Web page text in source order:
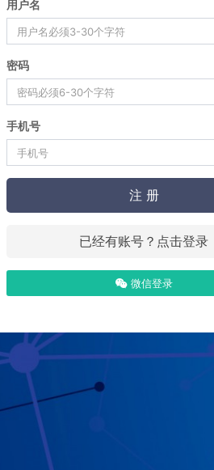
用户名
密码
手机号
注 册
已经有账号？点击登录
微信登录